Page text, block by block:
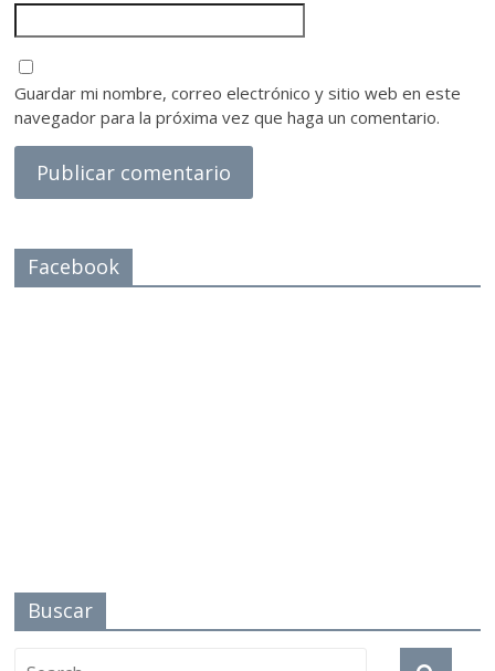
Guardar mi nombre, correo electrónico y sitio web en este
navegador para la próxima vez que haga un comentario.
Facebook
Buscar